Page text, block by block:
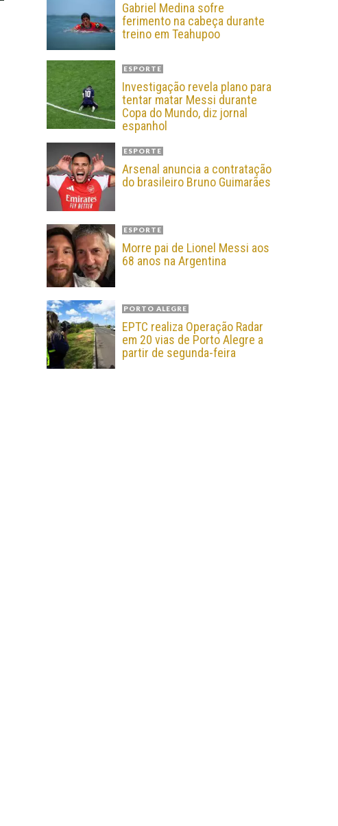
Gabriel Medina sofre
ferimento na cabeça durante
treino em Teahupoo
ESPORTE
Investigação revela plano para
tentar matar Messi durante
Copa do Mundo, diz jornal
espanhol
ESPORTE
Arsenal anuncia a contratação
do brasileiro Bruno Guimarães
ESPORTE
Morre pai de Lionel Messi aos
68 anos na Argentina
PORTO ALEGRE
EPTC realiza Operação Radar
em 20 vias de Porto Alegre a
partir de segunda-feira